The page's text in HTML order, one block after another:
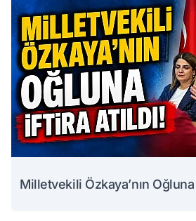
Milletvekili Özkaya’nın Oğluna